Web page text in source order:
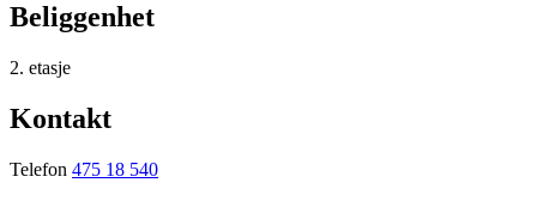
Beliggenhet
2. etasje
Kontakt
Telefon 475 18 540